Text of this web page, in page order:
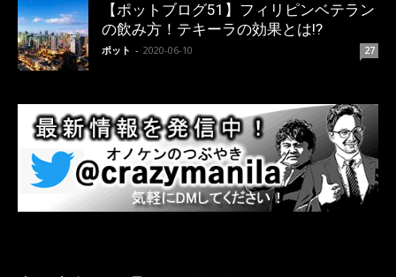
【ポットブログ51】フィリピンベテラン
の飲み方！テキーラの効果とは!?
ポット - 2020-06-10 27